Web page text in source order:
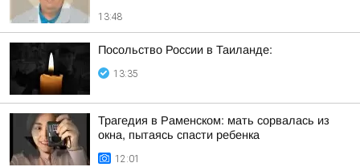
13:48
Посольство России в Таиланде:
13:35
Трагедия в Раменском: мать сорвалась из
окна, пытаясь спасти ребенка
12:01